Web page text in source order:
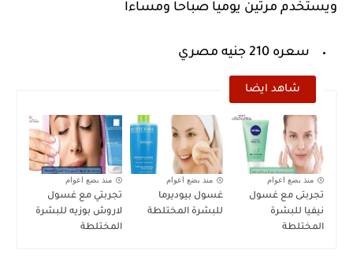
ويستخدم مرتين يوميا صباحا ومساءا
سعره 210 جنيه مصري
شاهد ايضا
منذ بضع اعوام
تجربتى مع غسول
نيفيا للبشرة
المختلطة
منذ بضع اعوام
غسول بيوديرما
للبشرة المختلطة
منذ بضع اعوام
تجربتي مع غسول
لاروش بوزيه للبشرة
المختلطة